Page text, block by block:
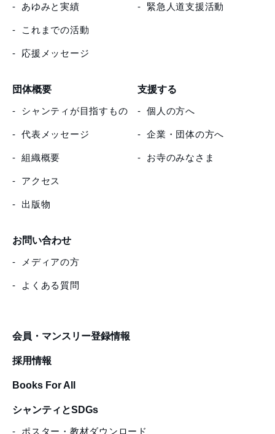
あゆみと実績
これまでの活動
応援メッセージ
緊急人道支援活動
団体概要
シャンティが目指すもの
代表メッセージ
組織概要
アクセス
出版物
支援する
個人の方へ
企業・団体の方へ
お寺のみなさま
お問い合わせ
メディアの方
よくある質問
会員・マンスリー登録情報
採用情報
Books For All
シャンティとSDGs
ポスター・教材ダウンロード